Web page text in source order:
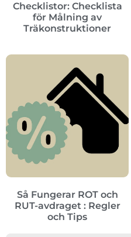
Checklistor: Checklista
för Målning av
Träkonstruktioner
Så Fungerar ROT och
RUT-avdraget : Regler
och Tips